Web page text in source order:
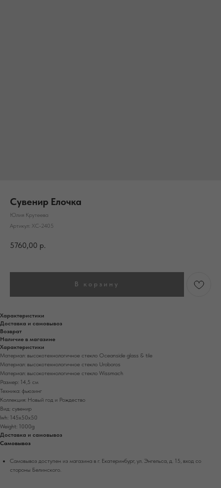
Сувенир Елочка
Юлия Крутеева
Артикул: ХС-2405
5760,00 р.
В корзину
Характеристики
Доставка и самовывоз
Возврат
Наличие в магазине
Характеристики
Материал: высокотехнологичное стекло Oceanside glass & tile
Материал: высокотехнологичное стекло Uroboros
Материал: высокотехнологичное стекло Wissmach
Размер: 14,5 см
Техника: фьюзинг
Коллекция: Новый год и Рождество
Вид: сувенир
lwh: 145x50x50
Weight: 1000g
Доставка и самовывоз
Самовывоз
Самовывоз доступен из магазина в г. Екатеринбург, ул. Энгельса, д. 15, вход со
стороны Белинского.